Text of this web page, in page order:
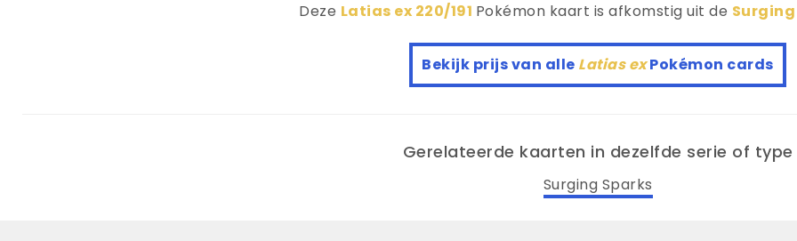
Deze Latias ex 220/191 Pokémon kaart is afkomstig uit de
Bekijk prijs van alle Latias exPokémon cards
Gerelateerde kaarten in dezelfde serie of type
Surging Sparks